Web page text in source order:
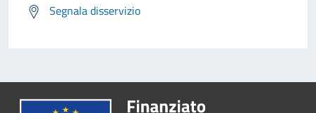
Segnala disservizio